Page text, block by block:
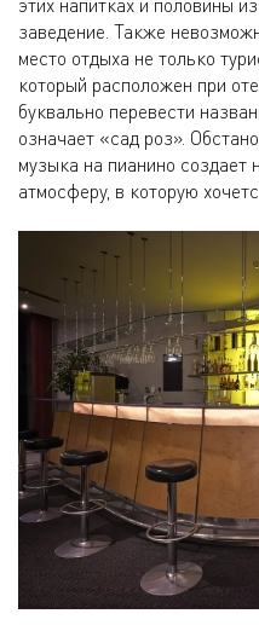
заведение. Также
место отдыха не только
который расположен при
буквально перевести
означает «сад роз».
музыка на пианино создает
атмосферу, в которую